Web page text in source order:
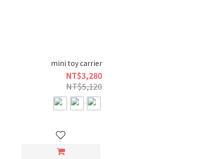
mini toy carrier
NT$3,280
NT$5,120